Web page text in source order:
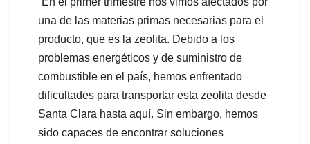
una de las materias primas necesarias para el
producto, que es la zeolita. Debido a los
problemas energéticos y de suministro de
combustible en el país, hemos enfrentado
dificultades para transportar esta zeolita desde
Santa Clara hasta aquí. Sin embargo, hemos
sido capaces de encontrar soluciones